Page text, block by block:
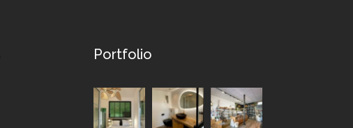
Portfolio